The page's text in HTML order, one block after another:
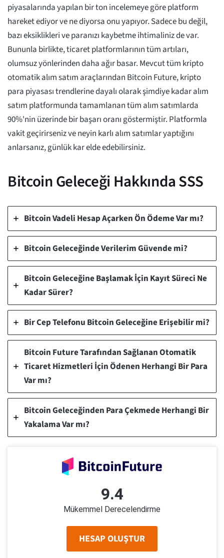
piyasalarında yapılan bir ton incelemeye göre platform
hareket ediyor ve ne diyorsa onu yapıyor. Sadece bu değil,
bazı eksiklikleri ve paranızı kaybetme ihtimaliniz de var.
Bununla birlikte, ticaret platformlarının tüm artıları,
olumsuz yönlerinden daha ağır basar. Mevcut tüm kripto
otomatik alım satım araçlarından Bitcoin Future, kripto
para piyasası trendlerine dayalı olarak şimdiye kadar alım
satım platformunda tamamlanan tüm alım satımlarda
90%'nin üzerinde bir başarı oranı göstermiştir. Platformla
vakit geçirirseniz ve neyin karlı alım satımlar yaptığını
anlarsanız, günlük kar elde edebilirsiniz.
Bitcoin Geleceği Hakkında SSS
Bitcoin Vadeli Hesap Açarken Ön Ödeme Var mı?
Bitcoin Geleceğinde Verilerim Güvende mi?
Bitcoin Geleceğine Başlamak İçin Kayıt Süreci Ne
Kadar Sürer?
Bir Cep Telefonu Bitcoin Geleceğine Erişebilir mi?
Bitcoin Future Tarafından Sağlanan Otomatik
Ticaret Hizmetleri İçin Ödenen Herhangi Bir Para
Var mı?
Bitcoin Geleceğinden Para Çekmede Herhangi Bir
Yakalama Var mı?
9.4
Mükemmel Derecelendirme
HESAP OLUŞTUR